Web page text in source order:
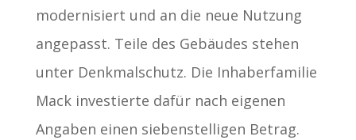
modernisiert und an die neue Nutzung
angepasst. Teile des Gebäudes stehen
unter Denkmalschutz. Die Inhaberfamilie
Mack investierte dafür nach eigenen
Angaben einen siebenstelligen Betrag.